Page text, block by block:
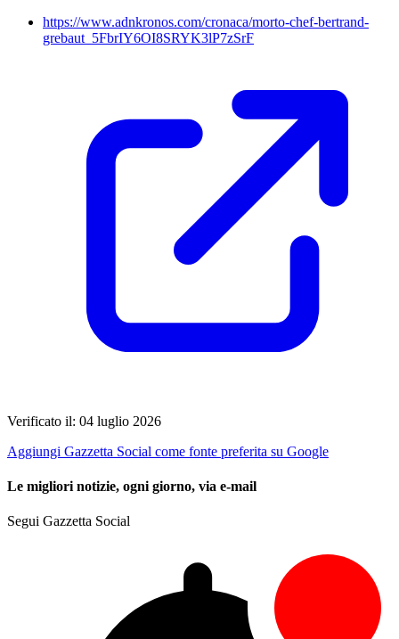
https://www.adnkronos.com/cronaca/morto-chef-bertrand-
grebaut_5FbrIY6OI8SRYK3lP7zSrF
Verificato il: 04 luglio 2026
Aggiungi Gazzetta Social come fonte preferita su Google
Le migliori notizie, ogni giorno, via e-mail
Segui Gazzetta Social